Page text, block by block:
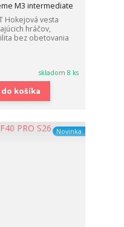
M3 intermediate
Hokejová vesta
hráčov,
bez obetovania
skladom 8 ks
košíka
Novinka